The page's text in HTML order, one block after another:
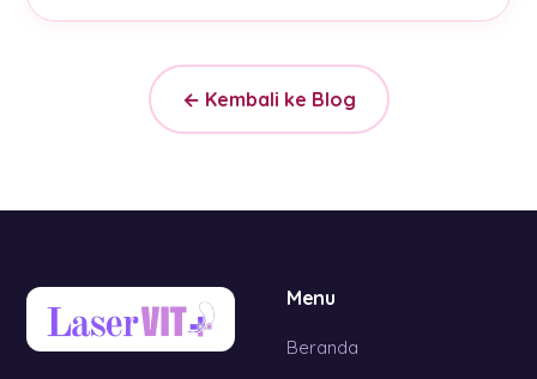
← Kembali ke Blog
Menu
Beranda